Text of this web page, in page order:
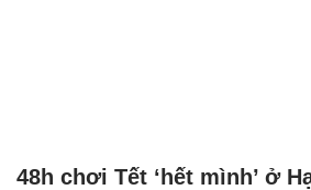
48h chơi Tết ‘hết mình’ ở